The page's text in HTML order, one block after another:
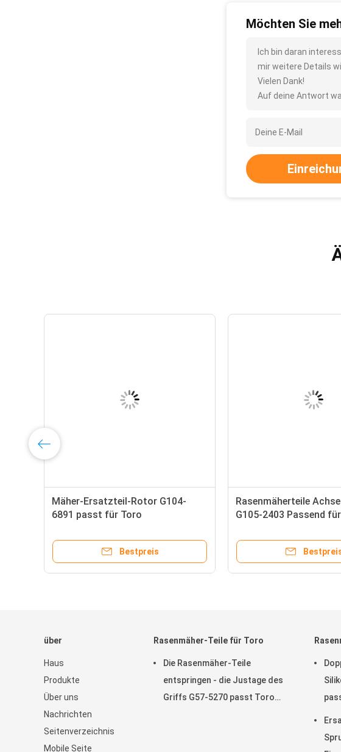
Möchten Sie
Ich bin daran
mir weitere Details
Vielen Dank!
Auf deine Antwort
Mäher-Ersatzteil-Rotor G104-
6891 passt für Toro
Bestpreis
Rasenmäherteile
G105-2403 Passend
über
Haus
Produkte
Über uns
Nachrichten
Seitenverzeichnis
Mobile Seite
Rasenmäher-Teile für Toro
Die Rasenmäher-Teile
entspringen - die Justage des
Griffs G57-5270 passt Toro